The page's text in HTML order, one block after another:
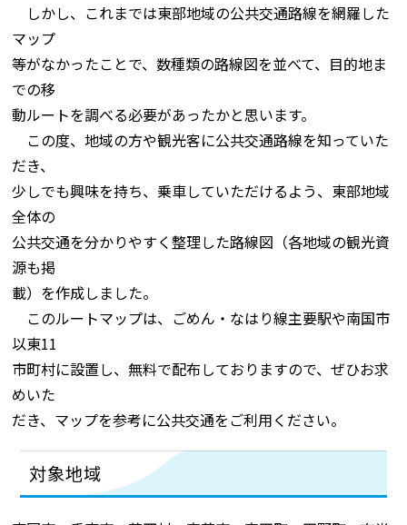
しかし、これまでは東部地域の公共交通路線を網羅した
マップ
等がなかったことで、数種類の路線図を並べて、目的地ま
での移
動ルートを調べる必要があったかと思います。
この度、地域の方や観光客に公共交通路線を知っていた
だき、
少しでも興味を持ち、乗車していただけるよう、東部地域
全体の
公共交通を分かりやすく整理した路線図（各地域の観光資
源も掲
載）を作成しました。
このルートマップは、ごめん・なはり線主要駅や南国市
以東11
市町村に設置し、無料で配布しておりますので、ぜひお求
めいた
だき、マップを参考に公共交通をご利用ください。
対象地域